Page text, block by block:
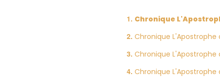
Chronique
Chronique L'Apostrophe
Chronique
Chronique